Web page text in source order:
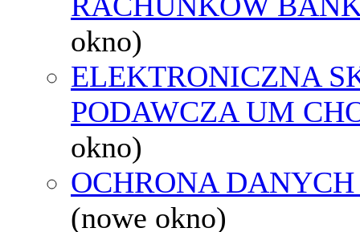
okno)
ELEKTRONICZNA
PODAWCZA UM
okno)
OCHRONA
(nowe okno)